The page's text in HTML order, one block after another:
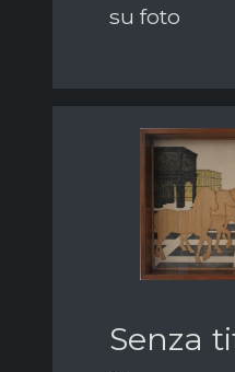
su foto
Senza